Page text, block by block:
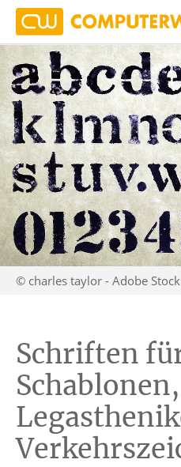
© charles taylor - Adobe Stock
Schriften
Schablonen,